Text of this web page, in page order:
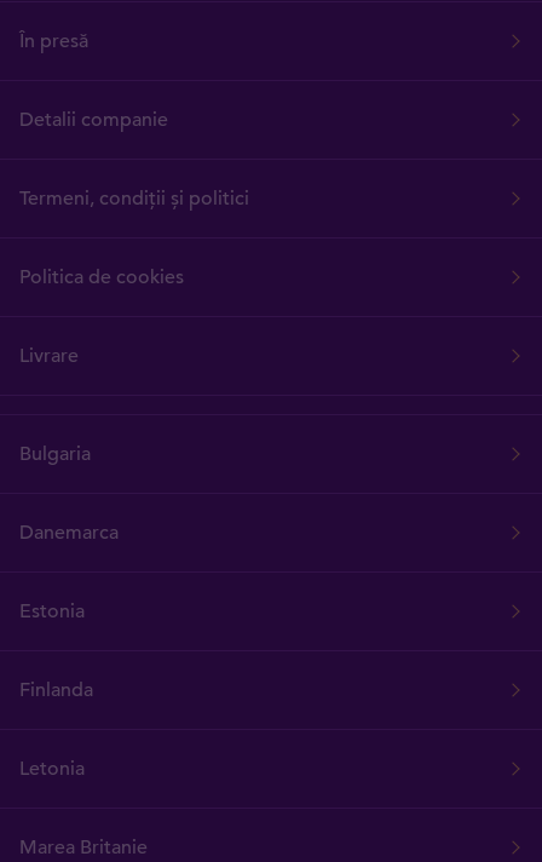
În presă
Detalii companie
Termeni, condiții și politici
Politica de cookies
Livrare
Bulgaria
Danemarca
Estonia
Finlanda
Letonia
Marea Britanie